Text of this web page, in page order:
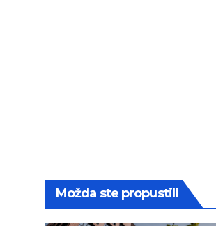
Možda ste propustili